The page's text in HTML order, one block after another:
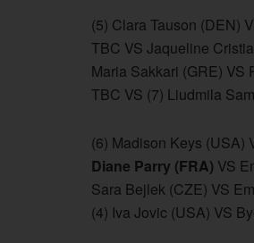
(5) Clara Tauson (DEN)
TBC VS Jaqueline
Maria Sakkari (GRE) VS
TBC VS (7) Liudmila
(6) Madison Keys (USA)
Diane Parry (FRA) VS
Sara Bejlek (CZE) VS
(4) Iva Jovic (USA) VS